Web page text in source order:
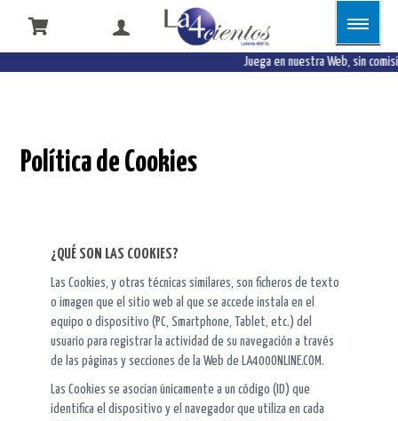
Juega en nuestra Web, sin
Política de Cookies
¿QUÉ SON LAS COOKIES?
Las Cookies, y otras técnicas similares, son ficheros de texto
o imagen que el sitio web al que se accede instala en el
equipo o dispositivo (PC, Smartphone, Tablet, etc.) del
usuario para registrar la actividad de su navegación a través
de las páginas y secciones de la Web de LA400ONLINE.COM.
Las Cookies se asocian únicamente a un código (ID) que
identifica el dispositivo y el navegador que utiliza en cada